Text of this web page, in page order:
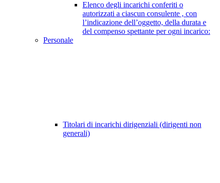
Elenco degli incarichi conferiti o
autorizzati a ciascun consulente , con
l’indicazione dell’oggetto, della durata e
del compenso spettante per ogni incarico:
Personale
Titolari di incarichi dirigenziali (dirigenti non
generali)